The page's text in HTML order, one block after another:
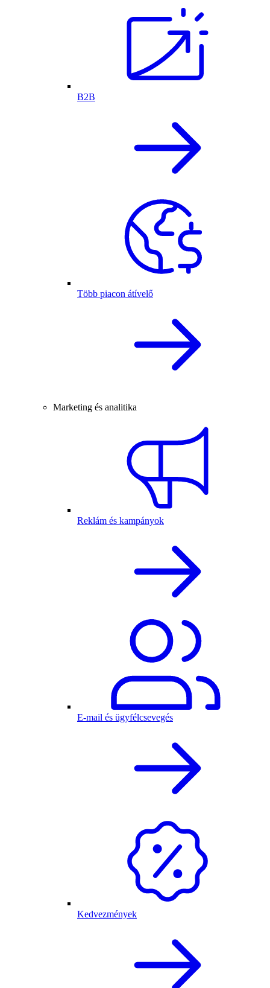
B2B
Több piacon átívelő
Marketing és analitika
Reklám és kampányok
E-mail és ügyfélcsevegés
Kedvezmények